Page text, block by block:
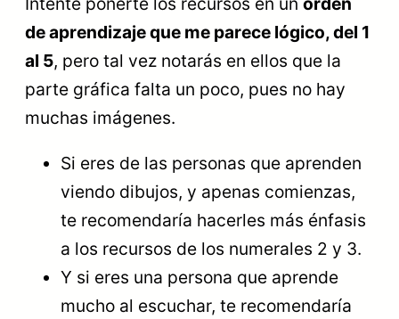
de aprendizaje que me parece lógico, del 1
al 5, pero tal vez notarás en ellos que la
parte gráfica falta un poco, pues no hay
muchas imágenes.
Si eres de las personas que aprenden
viendo dibujos, y apenas comienzas,
te recomendaría hacerles más énfasis
a los recursos de los numerales 2 y 3.
Y si eres una persona que aprende
mucho al escuchar, te recomendaría